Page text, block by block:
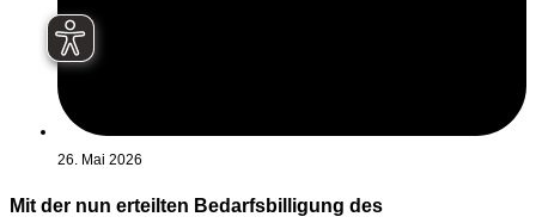
26. Mai 2026
Mit der nun erteilten Bedarfsbilligung des